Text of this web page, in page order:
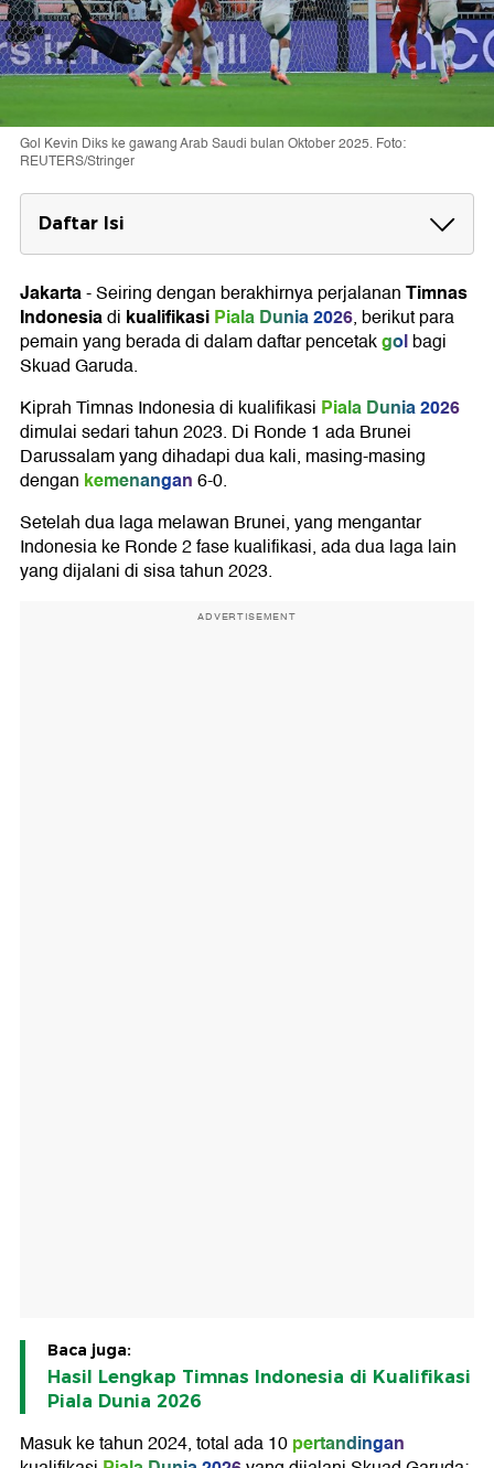
Gol Kevin Diks ke gawang Arab Saudi bulan Oktober 2025. Foto:
REUTERS/Stringer
Daftar Isi
Pencetak Gol Indonesia di Kualifikasi Piala
Dunia 2026
Jakarta-Seiring dengan berakhirnya perjalananTimnas
Indonesiadi kualifikasiPiala Dunia 2026, berikut para
pemain yang berada di dalam daftar pencetakgolbagi
Skuad Garuda.
Kiprah Timnas Indonesia di kualifikasi Piala Dunia 2026
dimulai sedari tahun 2023. Di Ronde 1 ada Brunei
Darussalam yang dihadapi dua kali, masing-masing
dengan kemenangan6-0.
Setelah dua laga melawan Brunei, yang mengantar
Indonesia ke Ronde 2 fase kualifikasi, ada dua laga lain
yang dijalani di sisa tahun 2023.
ADVERTISEMENT
Baca juga:
Hasil Lengkap Timnas Indonesia di Kualifikasi
Piala Dunia 2026
Masuk ke tahun 2024, total ada 10pertandingan